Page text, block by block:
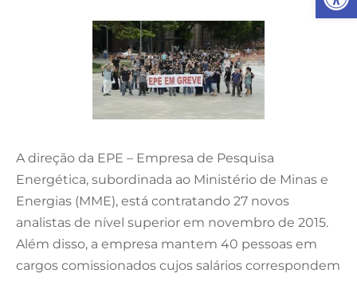
A direção da EPE – Empresa de Pesquisa
Energética, subordinada ao Ministério de Minas e
Energias (MME), está contratando 27 novos
analistas de nível superior em novembro de 2015.
Além disso, a empresa mantem 40 pessoas em
cargos comissionados cujos salários correspondem